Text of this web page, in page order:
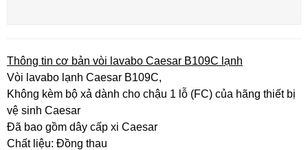
Thông tin cơ bản vòi lavabo Caesar B109C lạnh
Vòi lavabo lạnh Caesar B109C,
Không kèm bộ xả dành cho chậu 1 lỗ (FC) của hãng thiết bị
vệ sinh Caesar
Đã bao gồm dây cấp xi Caesar
Chất liệu: Đồng thau